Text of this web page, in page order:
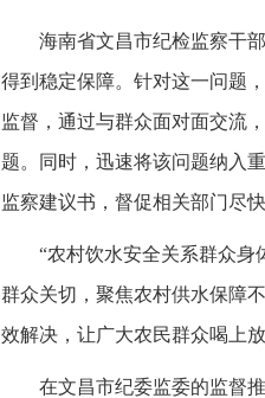
海南省文昌市纪检监察干
得到稳定保障。针对这一问题
监督，通过与群众面对面交流
题。同时，迅速将该问题纳入
监察建议书，督促相关部门尽
“农村饮水安全关系群众
群众关切，聚焦农村供水保障
效解决，让广大农民群众喝上
在文昌市纪委监委的监督